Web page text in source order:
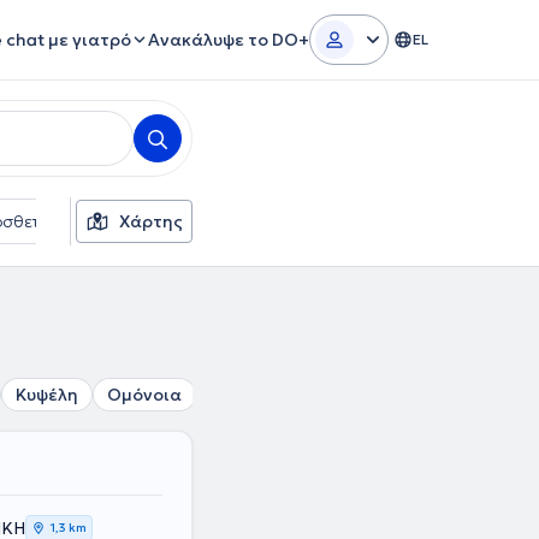
chat με γιατρό Ανακάλυψε το DO+ EL
φίλτρα Γλώσσες
Χάρτης
Κυψέλη Ομόνοια
1,3 km